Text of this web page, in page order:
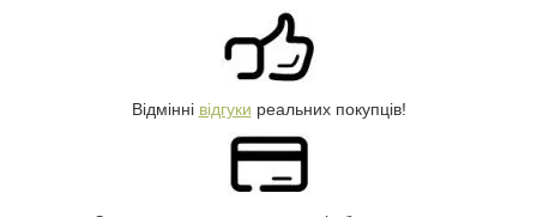
Відмінні відгуки реальних покупців!